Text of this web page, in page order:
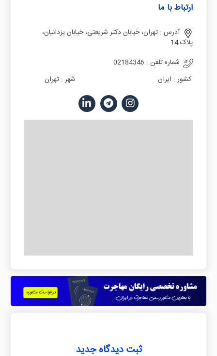
ارتباط با ما
آدرس :تهران، خیابان دکتر شریعتی، خیابان یزدانیان،
پلاک 14
شماره تلفن : 02184346
کشور : ایران شهر : تهران
ثبت دیدگاه جدید